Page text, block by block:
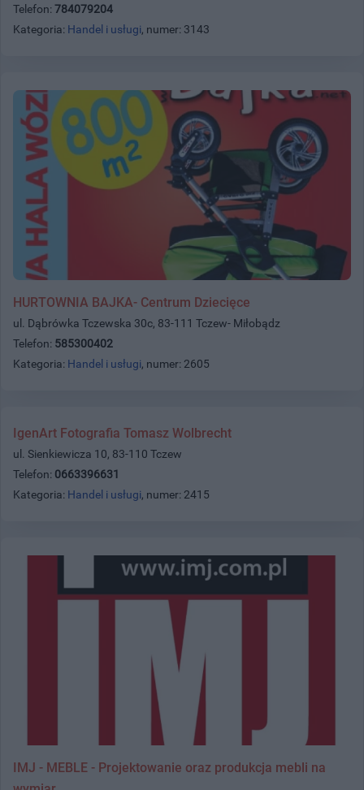
Telefon: 784079204
Kategoria: Handel i usługi, numer: 3143
HURTOWNIA BAJKA- Centrum Dziecięce
ul. Dąbrówka Tczewska 30c, 83-111 Tczew- Miłobądz
Telefon: 585300402
Kategoria: Handel i usługi, numer: 2605
IgenArt Fotografia Tomasz Wolbrecht
ul. Sienkiewicza 10, 83-110 Tczew
Telefon: 0663396631
Kategoria: Handel i usługi, numer: 2415
IMJ - MEBLE - Projektowanie oraz produkcja mebli na